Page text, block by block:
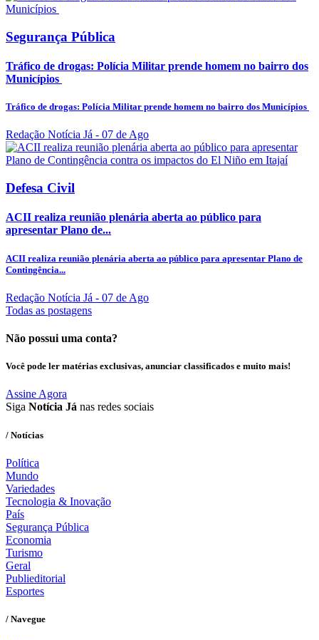
Segurança Pública
Tráfico de drogas: Polícia Militar prende homem no bairro dos
Municípios
Tráfico de drogas: Polícia Militar prende homem no bairro dos Municípios
Redação Notícia Já - 07 de Ago
Defesa Civil
ACII realiza reunião plenária aberta ao público para
apresentar Plano de...
ACII realiza reunião plenária aberta ao público para apresentar Plano de
Contingência...
Redação Notícia Já - 07 de Ago
Todas as postagens
Não possui uma conta?
Você pode ler matérias exclusivas, anunciar classificados e muito mais!
Assine Agora
Siga Notícia Já nas redes sociais
/ Notícias
Política
Mundo
Variedades
Tecnologia & Inovação
País
Segurança Pública
Economia
Turismo
Geral
Publieditorial
Esportes
/ Navegue